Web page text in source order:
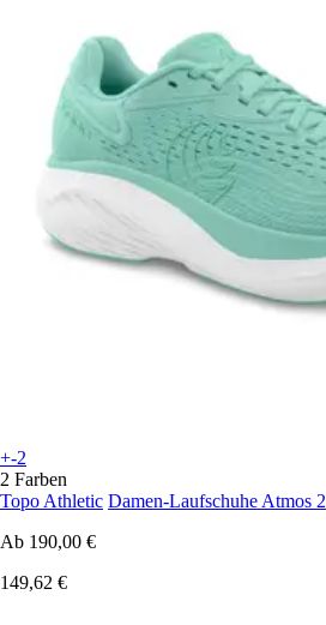
+-2
2 Farben
Topo Athletic Damen-Laufschuhe Atmos 2
Ab 190,00 €
149,62 €